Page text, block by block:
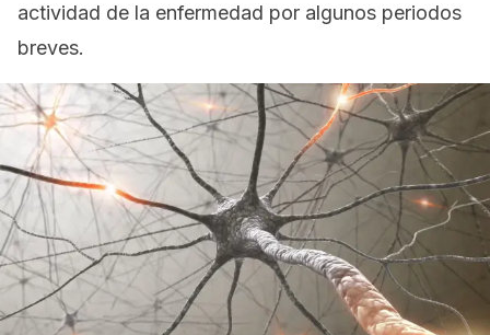
actividad de la enfermedad por algunos periodos
breves.